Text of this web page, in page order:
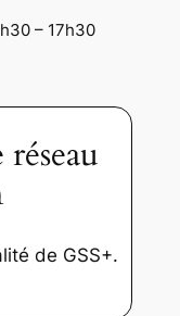
– 17h30
de GSS+.